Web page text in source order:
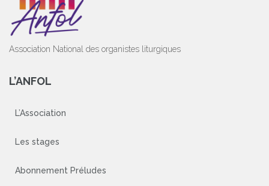
Association National des organistes liturgiques
L’ANFOL
L’Association
Les stages
Abonnement Préludes